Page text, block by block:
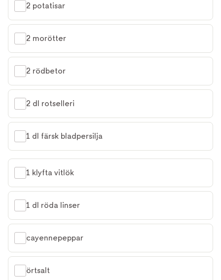
2 potatisar
2 morötter
2 rödbetor
2 dl rotselleri
1 dl färsk bladpersilja
1 klyfta vitlök
1 dl röda linser
cayennepeppar
örtsalt